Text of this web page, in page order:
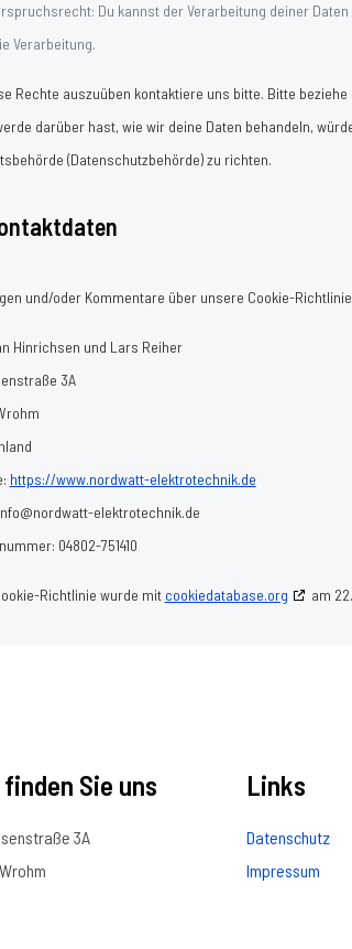
Du kannst der Verarbeitung deiner
Verarbeitung.
Rechte auszuüben kontaktiere uns bitte. Bitte
darüber hast, wie wir deine Daten behandeln,
(Datenschutzbehörde) zu richten.
und/oder Kommentare über unsere Cookie-
Hinrichsen und Lars Reiher
3A
https://www.nordwatt-elektrotechnik.de
nordwatt-elektrotechnik.de
04802-751410
Richtlinie wurde mit cookiedatabase.org am
finden Sie uns
3A
Links
Datenschutz
Impressum